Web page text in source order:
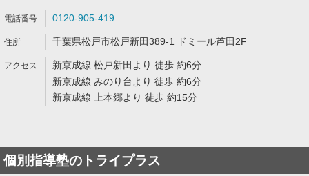
0120-905-419
千葉県松戸市松戸新田389-1 ドミール芦田2F
新京成線 松戸新田より 徒歩 約6分
新京成線 みのり台より 徒歩 約6分
新京成線 上本郷より 徒歩 約15分
個別指導塾のトライプラス